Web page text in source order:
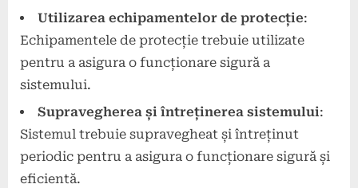
Utilizarea echipamentelor de protecție:
Echipamentele de protecție trebuie utilizate
pentru a asigura o funcționare sigură a
sistemului.
Supravegherea și întreținerea sistemului:
Sistemul trebuie supravegheat și întreținut
periodic pentru a asigura o funcționare sigură și
eficientă.